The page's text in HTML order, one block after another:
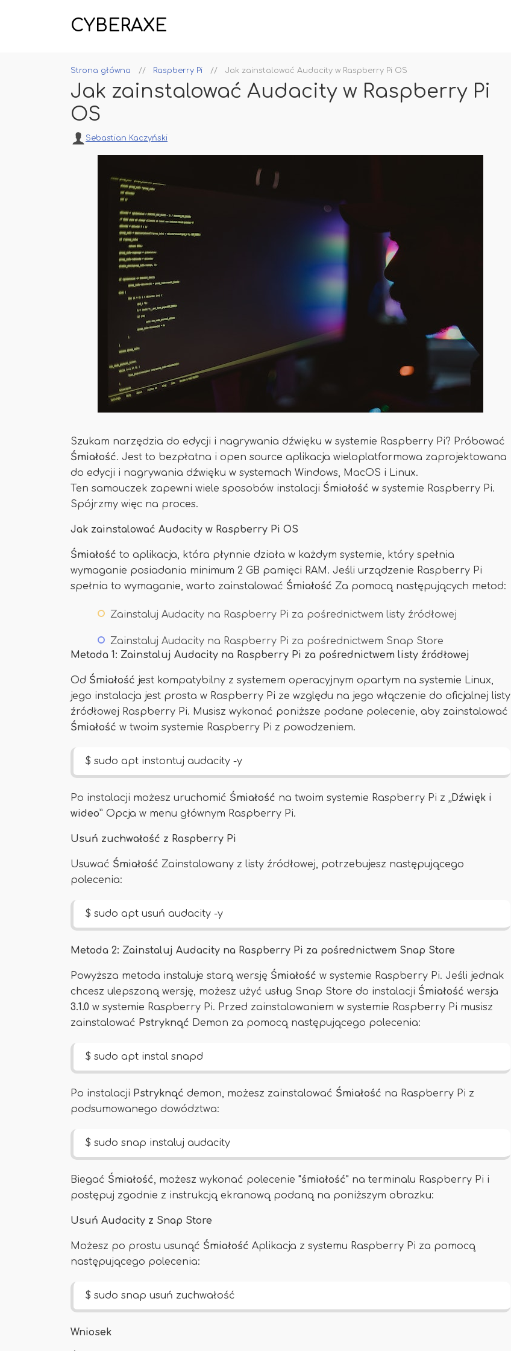
CYBERAXE
Strona główna Raspberry Pi Jak zainstalować Audacity w Raspberry Pi OS
Jak zainstalować Audacity w Raspberry Pi
OS
Sebastian Kaczyński
Szukam narzędzia do edycji i nagrywania dźwięku w systemie Raspberry Pi? Próbować
Śmiałość. Jest to bezpłatna i open source aplikacja wieloplatformowa zaprojektowana
do edycji i nagrywania dźwięku w systemach Windows, MacOS i Linux.
Ten samouczek zapewni wiele sposobów instalacji Śmiałość w systemie Raspberry Pi.
Spójrzmy więc na proces.
Jak zainstalować Audacity w Raspberry Pi OS
Śmiałość to aplikacja, która płynnie działa w każdym systemie, który spełnia
wymaganie posiadania minimum 2 GB pamięci RAM. Jeśli urządzenie Raspberry Pi
spełnia to wymaganie, warto zainstalować Śmiałość Za pomocą następujących metod:
Zainstaluj Audacity na Raspberry Pi za pośrednictwem listy źródłowej
Zainstaluj Audacity na Raspberry Pi za pośrednictwem Snap Store
Metoda 1: Zainstaluj Audacity na Raspberry Pi za pośrednictwem listy źródłowej
Od Śmiałość jest kompatybilny z systemem operacyjnym opartym na systemie Linux,
jego instalacja jest prosta w Raspberry Pi ze względu na jego włączenie do oficjalnej listy
źródłowej Raspberry Pi. Musisz wykonać poniższe podane polecenie, aby zainstalować
Śmiałość w twoim systemie Raspberry Pi z powodzeniem.
$ sudo apt instontuj audacity -y
Po instalacji możesz uruchomić Śmiałość na twoim systemie Raspberry Pi z „Dźwięk i
wideo” Opcja w menu głównym Raspberry Pi.
Usuń zuchwałość z Raspberry Pi
Usuwać Śmiałość Zainstalowany z listy źródłowej, potrzebujesz następującego
polecenia:
$ sudo apt usuń audacity -y
Metoda 2: Zainstaluj Audacity na Raspberry Pi za pośrednictwem Snap Store
Powyższa metoda instaluje starą wersję Śmiałość w systemie Raspberry Pi. Jeśli jednak
chcesz ulepszoną wersję, możesz użyć usług Snap Store do instalacji Śmiałość wersja
3.1.0 w systemie Raspberry Pi. Przed zainstalowaniem w systemie Raspberry Pi musisz
zainstalować Pstryknąć Demon za pomocą następującego polecenia:
$ sudo apt instal snapd
Po instalacji Pstryknąć demon, możesz zainstalować Śmiałość na Raspberry Pi z
podsumowanego dowództwa:
$ sudo snap instaluj audacity
Biegać Śmiałość, możesz wykonać polecenie "śmiałość" na terminalu Raspberry Pi i
postępuj zgodnie z instrukcją ekranową podaną na poniższym obrazku:
Usuń Audacity z Snap Store
Możesz po prostu usunąć Śmiałość Aplikacja z systemu Raspberry Pi za pomocą
następującego polecenia:
$ sudo snap usuń zuchwałość
Wniosek